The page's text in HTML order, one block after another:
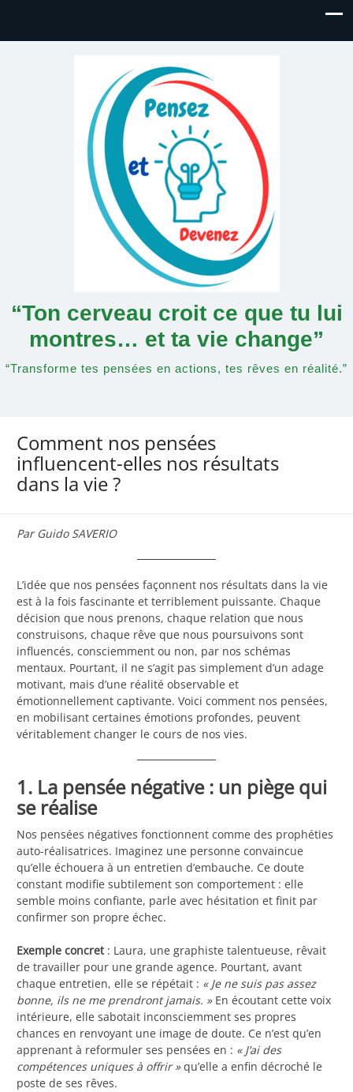
“Ton cerveau croit ce que tu lui
montres… et ta vie change”
“Transforme tes pensées en actions, tes rêves en réalité.”
Comment nos pensées
influencent-elles nos résultats
dans la vie ?
Par Guido SAVERIO
L’idée que nos pensées façonnent nos résultats dans la vie
est à la fois fascinante et terriblement puissante. Chaque
décision que nous prenons, chaque relation que nous
construisons, chaque rêve que nous poursuivons sont
influencés, consciemment ou non, par nos schémas
mentaux. Pourtant, il ne s’agit pas simplement d’un adage
motivant, mais d’une réalité observable et
émotionnellement captivante. Voici comment nos pensées,
en mobilisant certaines émotions profondes, peuvent
véritablement changer le cours de nos vies.
1. La pensée négative : un piège qui
se réalise
Nos pensées négatives fonctionnent comme des prophéties
auto-réalisatrices. Imaginez une personne convaincue
qu’elle échouera à un entretien d’embauche. Ce doute
constant modifie subtilement son comportement : elle
semble moins confiante, parle avec hésitation et finit par
confirmer son propre échec.
Exemple concret: Laura, une graphiste talentueuse, rêvait
de travailler pour une grande agence. Pourtant, avant
chaque entretien, elle se répétait : « Je ne suis pas assez
bonne, ils ne me prendront jamais. »En écoutant cette voix
intérieure, elle sabotait inconsciemment ses propres
chances en renvoyant une image de doute. Ce n’est qu’en
apprenant à reformuler ses pensées en : « J’ai des
compétences uniques à offrir »qu’elle a enfin décroché le
poste de ses rêves.